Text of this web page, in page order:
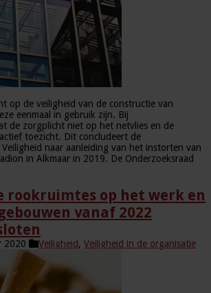
op de veiligheid van de constructie van
eenmaal in gebruik zijn. Bij
de zorgplicht niet op het netvlies en de
toezicht. Dit concludeert de
naar aanleiding van het instorten van
in Alkmaar in 2019. De Onderzoeksraad
rookruimtes op het werk en
vanaf 2022
2020 Veiligheid, Veiligheid in de organisatie